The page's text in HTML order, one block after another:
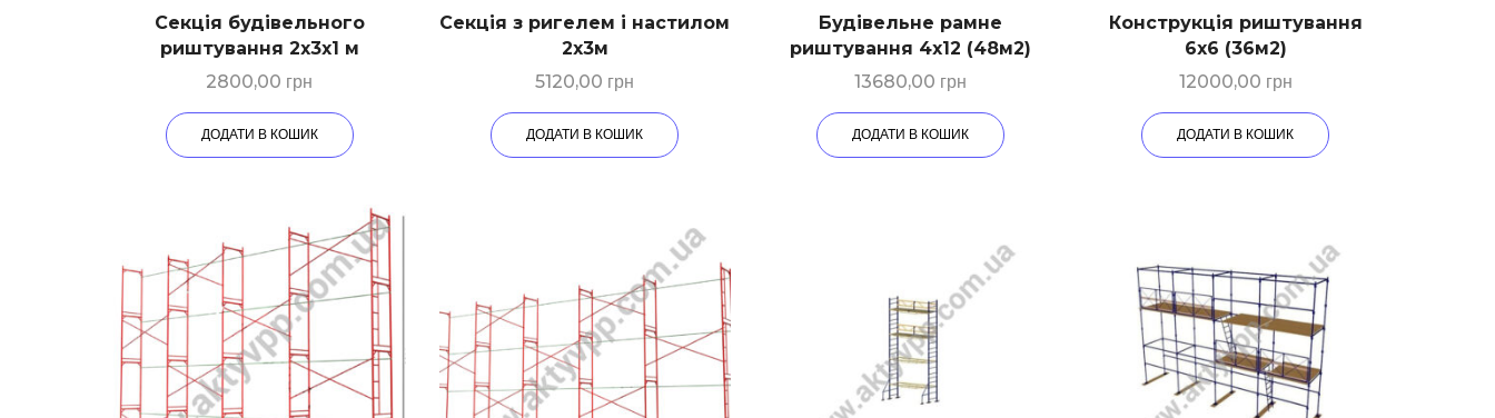
Секція будівельного
риштування 2х3х1 м
2800,00 грн
ДОДАТИ В КОШИК
Секція з ригелем і настилом
2х3м
5120,00 грн
ДОДАТИ В КОШИК
Будівельне рамне
риштування 4х12 (48м2)
13680,00 грн
ДОДАТИ В КОШИК
Конструкція риштування
6х6 (36м2)
12000,00 грн
ДОДАТИ В КОШИК